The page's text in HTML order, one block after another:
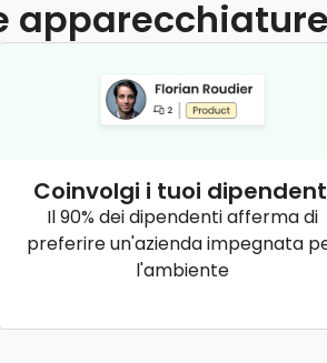
Coinvolgi i tuoi
Il 90% dei dipendenti afferma di
preferire un'azienda impegnata
l'ambiente